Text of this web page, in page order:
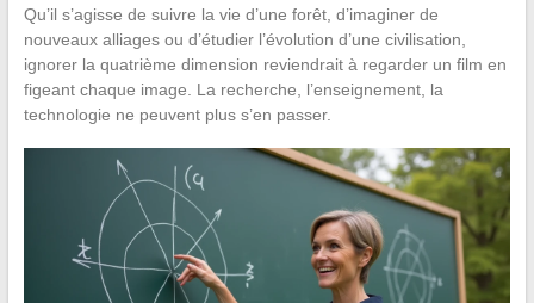
Qu’il s’agisse de suivre la vie d’une forêt, d’imaginer de
nouveaux alliages ou d’étudier l’évolution d’une civilisation,
ignorer la quatrième dimension reviendrait à regarder un film en
figeant chaque image. La recherche, l’enseignement, la
technologie ne peuvent plus s’en passer.